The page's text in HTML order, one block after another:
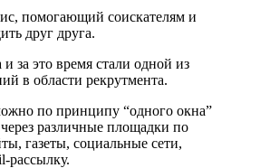
помогающий соискателям и
друг друга.
и за это время стали одной из
в области рекрутмента.
по принципу “одного окна”
различные площадки по
газеты, социальные сети,
рассылку.